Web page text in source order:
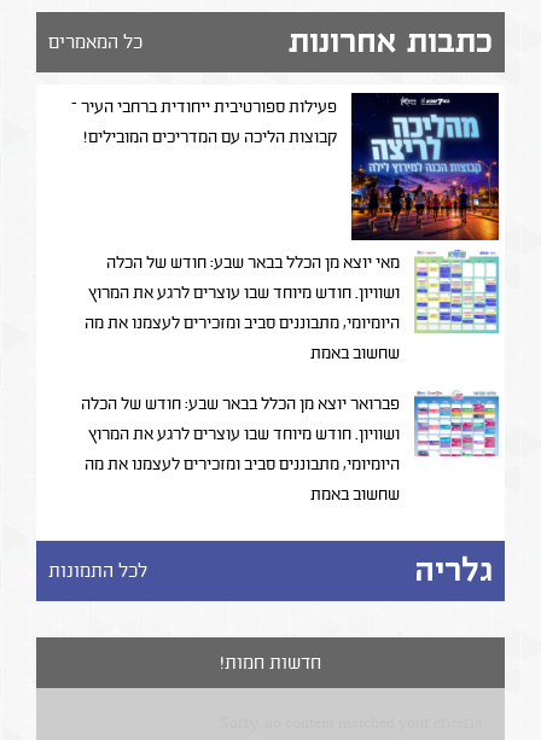
כתבות אחרונות כל המאמרים
פעילות ספורטיבית ייחודית ברחבי העיר –
קבוצות הליכה עם המדריכים המובילים!
מאי יוצא מן הכלל בבאר שבע: חודש של הכלה
ושוויון. חודש מיוחד שבו עוצרים לרגע את המרוץ
היומיומי, מתבוננים סביב ומזכירים לעצמנו את מה
שחשוב באמת
פברואר יוצא מן הכלל בבאר שבע: חודש של הכלה
ושוויון. חודש מיוחד שבו עוצרים לרגע את המרוץ
היומיומי, מתבוננים סביב ומזכירים לעצמנו את מה
שחשוב באמת
גלריה לכל התמונות
חדשות חמות!